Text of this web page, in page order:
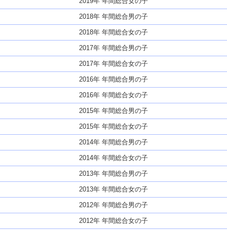
2018年 年間総合男の子
2018年 年間総合女の子
2017年 年間総合男の子
2017年 年間総合女の子
2016年 年間総合男の子
2016年 年間総合女の子
2015年 年間総合男の子
2015年 年間総合女の子
2014年 年間総合男の子
2014年 年間総合女の子
2013年 年間総合男の子
2013年 年間総合女の子
2012年 年間総合男の子
2012年 年間総合女の子